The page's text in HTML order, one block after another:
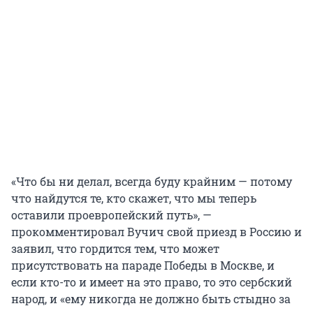
«Что бы ни делал, всегда буду крайним — потому
что найдутся те, кто скажет, что мы теперь
оставили проевропейский путь», —
прокомментировал Вучич свой приезд в Россию и
заявил, что гордится тем, что может
присутствовать на параде Победы в Москве, и
если кто-то и имеет на это право, то это сербский
народ, и «ему никогда не должно быть стыдно за